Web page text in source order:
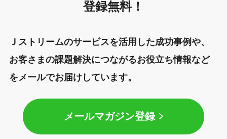
登録無料！
Ｊストリームのサービスを活用した成功事例や、
お客さまの課題解決につながるお役立ち情報など
をメールでお届けしています。
メールマガジン登録